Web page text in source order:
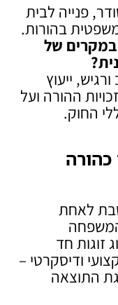
פנייה לבית
בהורות.
במקרים של
?
ייעוץ
ההורה ועל
החוק.
כהורה
לאחת
המשפחה
זוגות חד
ודיסקרטי –
התוצאה